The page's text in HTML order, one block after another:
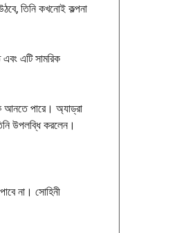
তিনি কখনোই কল্পনা
এটি সামরিক
আনতে পারে। অ্যাড্রা
উপলব্ধি করলেন।
না। সোহিনী